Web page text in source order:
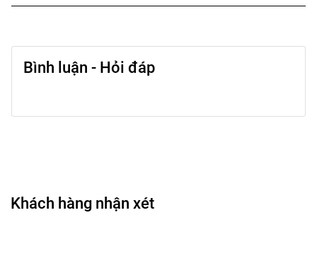
Bình luận - Hỏi đáp
Khách hàng nhận xét